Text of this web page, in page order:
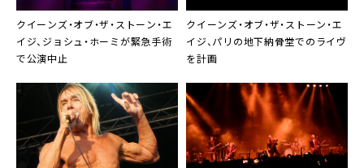
クイーンズ・オブ・ザ・ストーン・エ
イジ、ジョシュ・ホーミが緊急手術
で公演中止
クイーンズ・オブ・ザ・ストーン・エ
イジ、パリの地下納骨堂でのライヴ
を計画